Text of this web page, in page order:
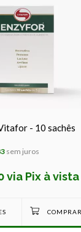
- 10 sachês
sem juros
via Pix à vista